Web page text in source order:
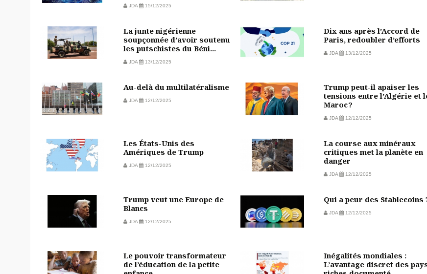
JDA 15/12/2025
La junte nigérienne
soupçonnée d’avoir soutenu
les putschistes du Béni...
JDA 13/12/2025
Dix ans après l’Accord de
Paris, redoubler d’efforts
JDA 13/12/2025
Au-delà du multilatéralisme
JDA 12/12/2025
Trump peut-il apaiser les
tensions entre l’Algérie et
Maroc ?
JDA 12/12/2025
Les États-Unis des
Amériques de Trump
JDA 12/12/2025
La course aux minéraux
critiques met la planète en
danger
JDA 12/12/2025
Trump veut une Europe de
Blancs
JDA 12/12/2025
Qui a peur des Stablecoins
JDA 12/12/2025
Le pouvoir transformateur
de l’éducation de la petite
Inégalités mondiales :
L’avantage discret des